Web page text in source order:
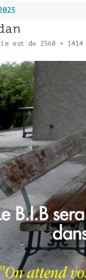
est de 2560 × 1414